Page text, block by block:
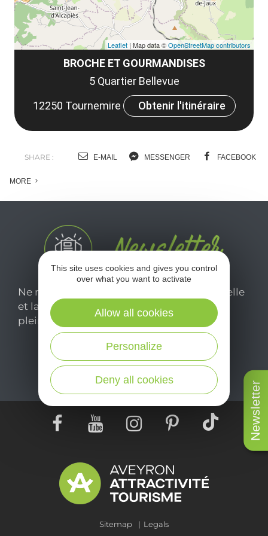
Newsletter
BROCHE ET GOURMANDISES
5 Quartier Bellevue
12250 Tournemire
Obtenir l'itinéraire
Leaflet | Map data ©OpenStreetMap contributors
SHARE : E-MAIL MESSENGER FACEBOOK
MORE
Ne manquez pas notre newsletter mensuelle
et laissez-vous inspirer pour profiter
pleinement de votre séjour en Aveyron.
Je m'abonne ici
Sitemap Legals
This site uses cookies and gives you control
over what you want to activate
Deny all cookies
Personalize
Allow all cookies